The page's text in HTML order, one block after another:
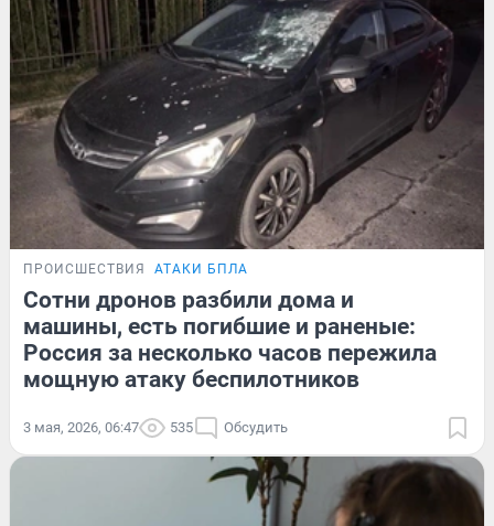
ПРОИСШЕСТВИЯ АТАКИ БПЛА
Сотни дронов разбили дома и
машины, есть погибшие и раненые:
Россия за несколько часов пережила
мощную атаку беспилотников
3 мая, 2026, 06:47 535 Обсудить